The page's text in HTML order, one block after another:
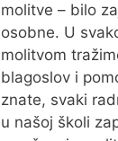
molitve – bilo
osobne. U
molitvom
blagoslov i
znate, svaki
u našoj školi